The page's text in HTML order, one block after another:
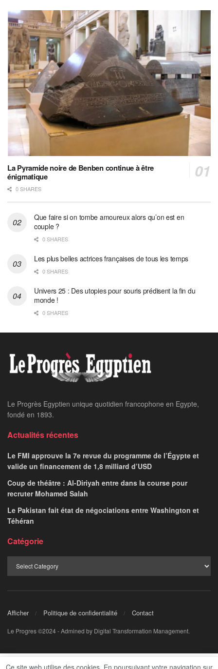
La Pyramide noire de Benben continue à être
énigmatique
0 SHARES
Que faire si on tombe amoureux alors qu’on est en
couple ?
0 SHARES
Les plus belles actrices françaises de tous les temps
0 SHARES
Univers 25 : Des utopies pour souris prédisent la fin du
monde !
0 SHARES
Le Progrès Egyptien unique quotidien francophone en Egypte,
fondé en 1893.
Actualités récentes
Le FMI approuve la 7e revue du programme de l’Égypte et
valide un financement de 1,8 milliard d’USD
Coup de théâtre : Al-Diriyah entre dans la course pour
recruter Mohamed Salah
Le Pakistan fait état de négociations entre Washington et
Téhéran
Catégorie
Afficher Politique de confidentialité Contact
Le Progres ©2024 - Admined by Digital Transformation Management.
Ce site web utilise des cookies. En poursuivant votre navigation sur